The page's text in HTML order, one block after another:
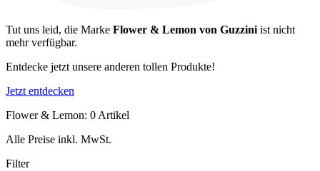
Tut uns leid, die Marke Flower & Lemon von Guzzini ist nicht
mehr verfügbar.
Entdecke jetzt unsere anderen tollen Produkte!
Jetzt entdecken
Flower & Lemon: 0 Artikel
Alle Preise inkl. MwSt.
Filter